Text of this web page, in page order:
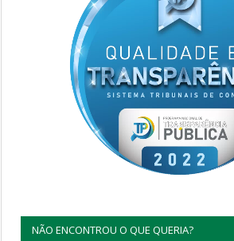
NÃO ENCONTROU O QUE QUERIA?